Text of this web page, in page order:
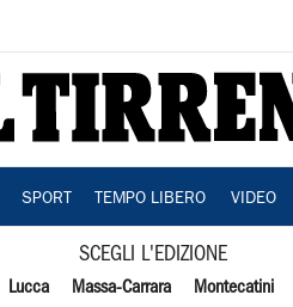
SPORT TEMPO LIBERO VIDEO
SCEGLI L'EDIZIONE
Lucca Massa-Carrara Montecatini